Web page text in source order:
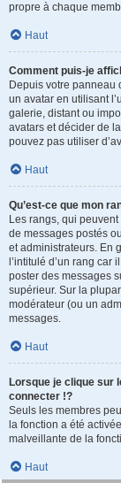
propre à chaque
Haut
Comment puis-je
Depuis votre panneau
un avatar en utilisant
galerie, distant ou
avatars et décider de
pouvez pas utiliser
Haut
Qu’est-ce que mon
Les rangs, qui
de messages postés
et administrateurs. En
l’intitulé d’un rang car
poster des messages
supérieur. Sur la
modérateur (ou un
messages.
Haut
Lorsque je clique sur
connecter !?
Seuls les membres
la fonction a été
malveillante de la
Haut